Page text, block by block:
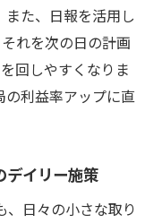
た、日報を活用し
れを次の日の計画
回しやすくなりま
の利益率アップに直
デイリー施策
、日々の小さな取り